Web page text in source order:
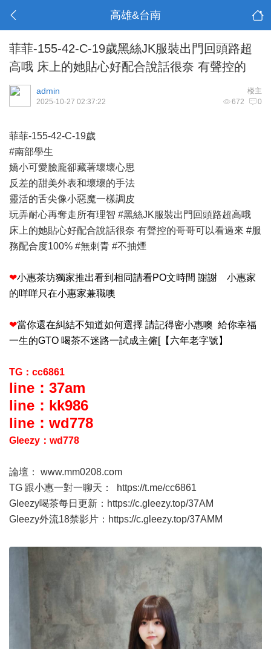
高雄&台南
菲菲-155-42-C-19歲黑絲JK服裝出門回頭路超
高哦 床上的她貼心好配合說話很奈 有聲控的
楼主
admin
672 0
2025-10-27 02:37:22
菲菲-155-42-C-19歲
#南部學生
嬌小可愛臉龐卻藏著壞壞心思
反差的甜美外表和壞壞的手法
靈活的舌尖像小惡魔一樣調皮
玩弄耐心再奪走所有理智 #黑絲JK服裝出門回頭路超高哦
床上的她貼心好配合說話很奈 有聲控的哥哥可以看過來 #服
務配合度100% #無刺青 #不抽煙
❤小惠茶坊獨家推出看到相同請看PO文時間 謝謝 小惠家
的咩咩只在小惠家兼職噢
❤當你還在糾結不知道如何選擇 請記得密小惠噢 給你幸福
一生的GTO 喝茶不迷路一試成主僱[【六年老字號】
TG：cc6861
line：37am
line：kk986
line：wd778
Gleezy：wd778
論壇： www.mm0208.com
TG 跟小惠一對一聊天：
https://t.me/cc6861
Gleezy喝茶每日更新： https://c.gleezy.top/37AM
Gleezy外流18禁影片： https://c.gleezy.top/37AMM